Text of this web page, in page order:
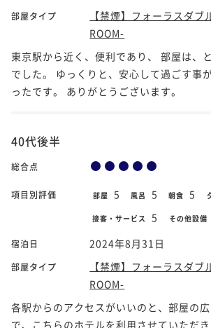
部屋タイプ
【禁煙】フォーラスダブ
ROOM-
東京駅から近く、便利であり、 部屋は、
でした。 ゆっくりと、安心して過ごす事
ったです。 ありがとうございます。
40代後半
総合点
項目別評価 部屋 5 風呂 5 朝食 5
接客・サービス 5 その他設備
宿泊日 2024年8月31日
部屋タイプ
【禁煙】フォーラスダブ
ROOM-
各駅からのアクセスがいいのと、部屋の
で、こちらのホテルを利用させていただ